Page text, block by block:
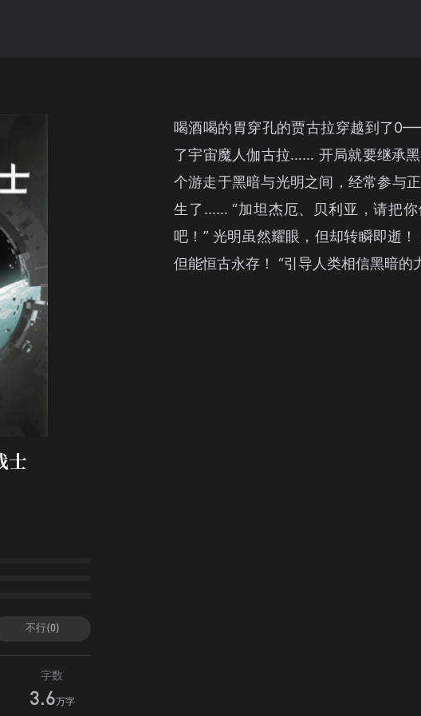
士
不行(0)
字数
3.6万字
喝酒喝的胃穿孔的贾古拉穿越到了
了宇宙魔人伽古拉…… 开局就要继承
个游走于黑暗与光明之间，经常参与
生了…… “加坦杰厄、贝利亚，请把
吧！” 光明虽然耀眼，但却转瞬即逝！
但能恒古永存！ “引导人类相信黑暗的